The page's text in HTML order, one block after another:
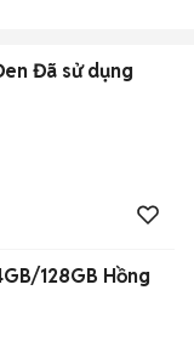
Đã sử dụng
128GB Hồng